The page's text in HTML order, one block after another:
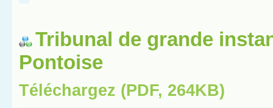
Tribunal de grande
Pontoise
Téléchargez (PDF, 264KB)